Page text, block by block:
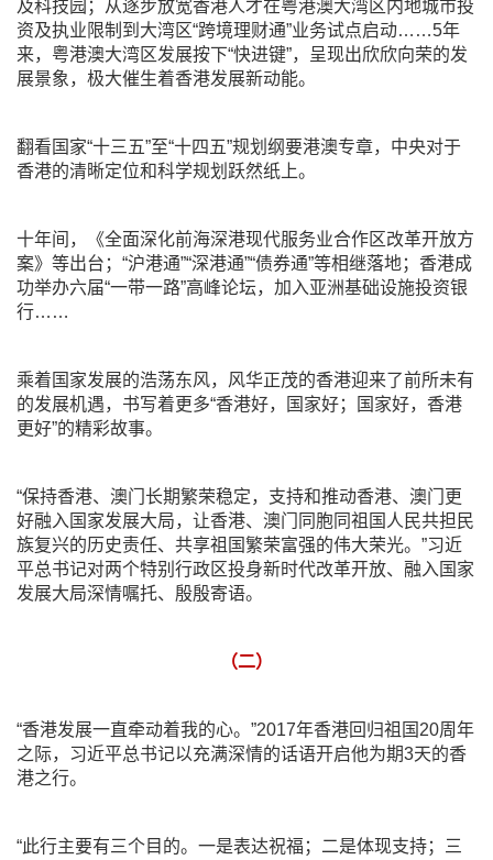
及科技园；从逐步放宽香港人才在粤港澳大湾区内地城市投
资及执业限制到大湾区“跨境理财通”业务试点启动……5年
来，粤港澳大湾区发展按下“快进键”，呈现出欣欣向荣的发
展景象，极大催生着香港发展新动能。
翻看国家“十三五”至“十四五”规划纲要港澳专章，中央对于
香港的清晰定位和科学规划跃然纸上。
十年间，《全面深化前海深港现代服务业合作区改革开放方
案》等出台；“沪港通”“深港通”“债券通”等相继落地；香港成
功举办六届“一带一路”高峰论坛，加入亚洲基础设施投资银
行……
乘着国家发展的浩荡东风，风华正茂的香港迎来了前所未有
的发展机遇，书写着更多“香港好，国家好；国家好，香港
更好”的精彩故事。
“保持香港、澳门长期繁荣稳定，支持和推动香港、澳门更
好融入国家发展大局，让香港、澳门同胞同祖国人民共担民
族复兴的历史责任、共享祖国繁荣富强的伟大荣光。”习近
平总书记对两个特别行政区投身新时代改革开放、融入国家
发展大局深情嘱托、殷殷寄语。
（二）
“香港发展一直牵动着我的心。”2017年香港回归祖国20周年
之际，习近平总书记以充满深情的话语开启他为期3天的香
港之行。
“此行主要有三个目的。一是表达祝福；二是体现支持；三